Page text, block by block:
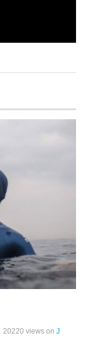
20220 views on J